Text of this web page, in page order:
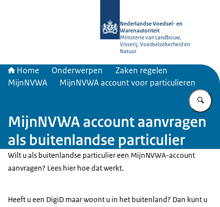
Nederlandse Voedsel- en
Warenautoriteit
Ministerie van Landbouw,
Visserij, Voedselzekerheid en
Natuur
Home Onderwerpen
Zaken regelen
MijnNVWA
MijnNVWA account voor particulieren
MijnNVWA account aanvragen
als buitenlandse particulier
Wilt u als buitenlandse particulier een MijnNVWA-account
aanvragen? Lees hier hoe dat werkt.
Heeft u een DigiD maar woont u in het buitenland? Dan kunt u